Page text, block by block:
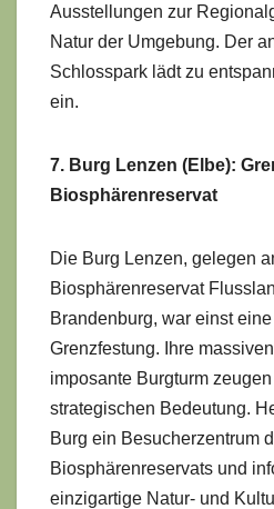
Ausstellungen zur
Natur der Umgebung. Der
Schlosspark lädt zu
ein.
7. Burg Lenzen (Elbe):
Biosphärenreservat
Die Burg Lenzen, gelegen
Biosphärenreservat
Brandenburg, war einst
Grenzfestung. Ihre
imposante Burgturm
strategischen Bedeutung.
Burg ein Besucherzentrum
Biosphärenreservats und
einzigartige Natur- und